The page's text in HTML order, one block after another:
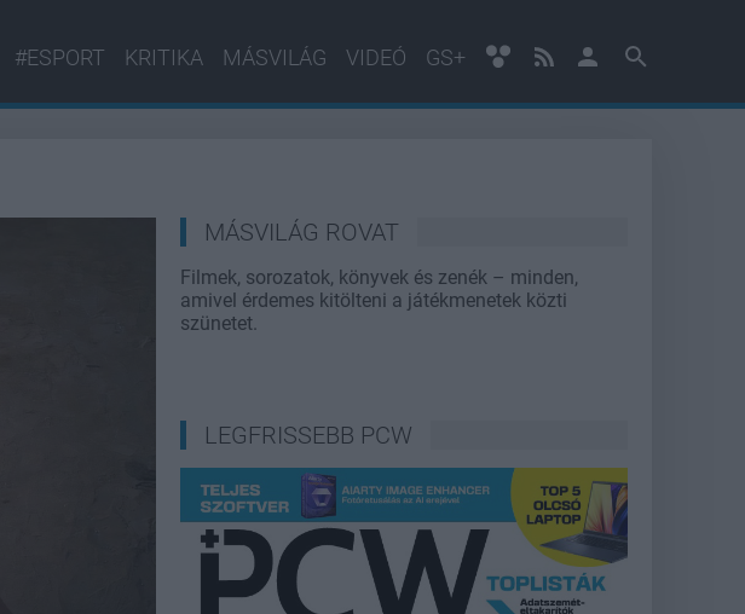
#ESPORT KRITIKA MÁSVILÁG VIDEÓ GS+
MÁSVILÁG ROVAT
Filmek, sorozatok, könyvek és zenék – minden,
amivel érdemes kitölteni a játékmenetek közti
szünetet.
LEGFRISSEBB PCW